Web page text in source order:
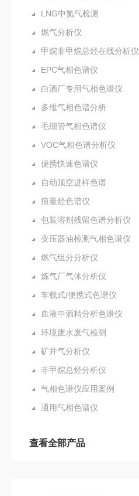
LNG中氮气检测
燃气分析仪
甲烷非甲烷总烃在线分析仪
EPC气相色谱仪
白酒厂专用气相色谱仪
多维气相色谱分析
毛细管气相色谱仪
VOC气相色谱分析仪
便携快速色谱仪
自动顶空进样色谱
痕量烃色谱仪
包装溶剂残留色谱分析仪
变压器油检测气相色谱仪
燃气组分分析仪
炼气厂气体分析仪
车载式/便携式色谱仪
血液中酒精分析色谱仪
环境废水废气检测
矿井气分析仪
非甲烷总烃分析仪
气相色谱仪应用案例
通用气相色谱仪
查看全部产品